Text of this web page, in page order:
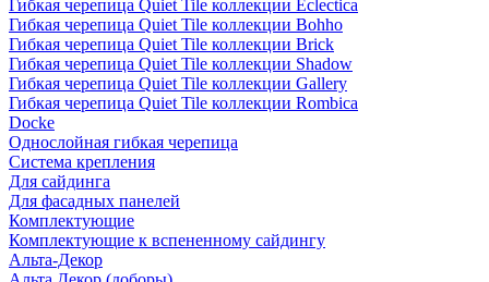
Гибкая черепица Quiet Tile коллекции Eclectica
Гибкая черепица Quiet Tile коллекции Bohho
Гибкая черепица Quiet Tile коллекции Brick
Гибкая черепица Quiet Tile коллекции Shadow
Гибкая черепица Quiet Tile коллекции Gallery
Гибкая черепица Quiet Tile коллекции Rombica
Docke
Однослойная гибкая черепица
Система крепления
Для сайдинга
Для фасадных панелей
Комплектующие
Комплектующие к вспененному сайдингу
Альта-Декор